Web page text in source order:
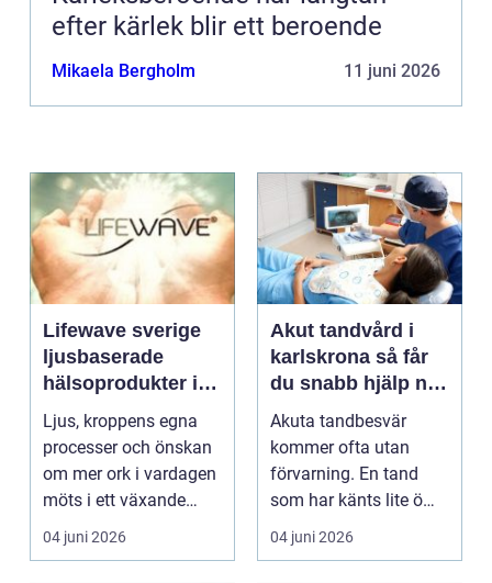
efter kärlek blir ett beroende
Mikaela Bergholm 11 juni 2026
Lifewave sverige
ljusbaserade
hälsoprodukter i
fokus
Ljus, kroppens egna
processer och önskan
om mer ork i vardagen
möts i ett växande
intresse för fotot...
04 juni 2026
Akut tandvård i
karlskrona så får
du snabb hjälp när
tanden krisar
Akuta tandbesvär
kommer ofta utan
förvarning. En tand
som har känts lite öm
kan plötsligt göra så
on...
04 juni 2026